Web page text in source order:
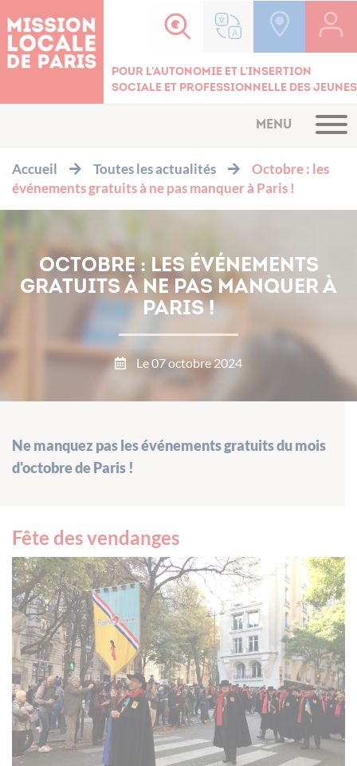
Pour l'autonomie et l'insertion
sociale et professionnelle des jeunes
MENU
Accueil Toutes les actualités
Octobre : les
événements gratuits à ne pas manquer à Paris !
OCTOBRE : LES ÉVÉNEMENTS
GRATUITS À NE PAS MANQUER À
PARIS !
Le 07 octobre 2024
Ne manquez pas les événements gratuits du mois
d'octobre de Paris !
Fête des vendanges